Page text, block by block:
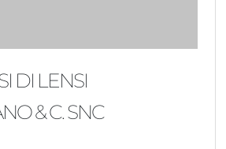
DI LENSI
& C. SNC